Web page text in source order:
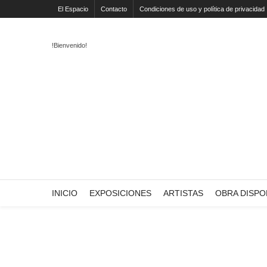
El Espacio Contacto Condiciones de uso y política de privacidad
!Bienvenido!
INICIO EXPOSICIONES ARTISTAS OBRA